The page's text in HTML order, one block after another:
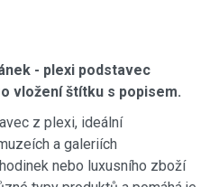
- plexi podstavec
vložení štítku s popisem.
z plexi, ideální
a galeriích
nebo luxusního zboží